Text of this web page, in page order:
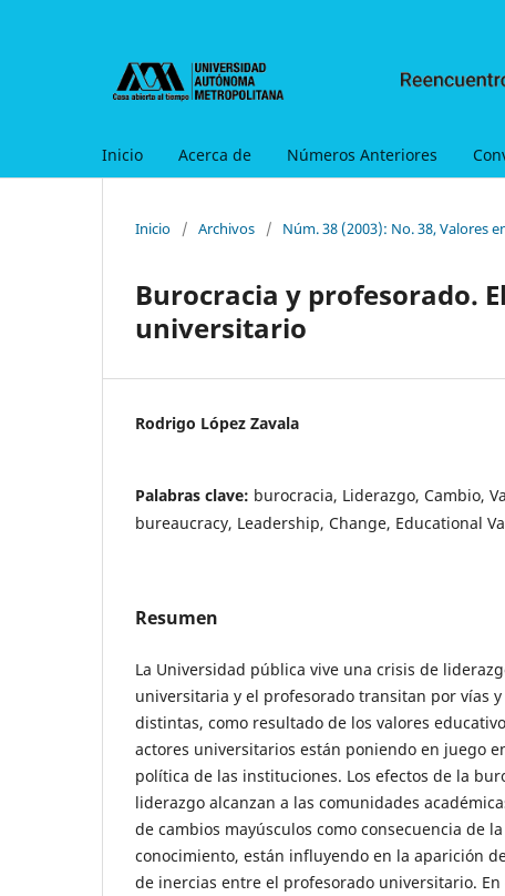
Inicio Acerca de Números Anteriores
Inicio / Archivos / Núm. 38 (2003): No. 38, Valores
Burocracia y profesorado.
universitario
Rodrigo López Zavala
Palabras clave: burocracia, Liderazgo, Cambio,
bureaucracy, Leadership, Change, Educational
Resumen
La Universidad pública vive una crisis de
universitaria y el profesorado transitan por vías
distintas, como resultado de los valores
actores universitarios están poniendo en juego
política de las instituciones. Los efectos de la
liderazgo alcanzan a las comunidades
de cambios mayúsculos como consecuencia de
conocimiento, están influyendo en la aparición
de inercias entre el profesorado universitario. En